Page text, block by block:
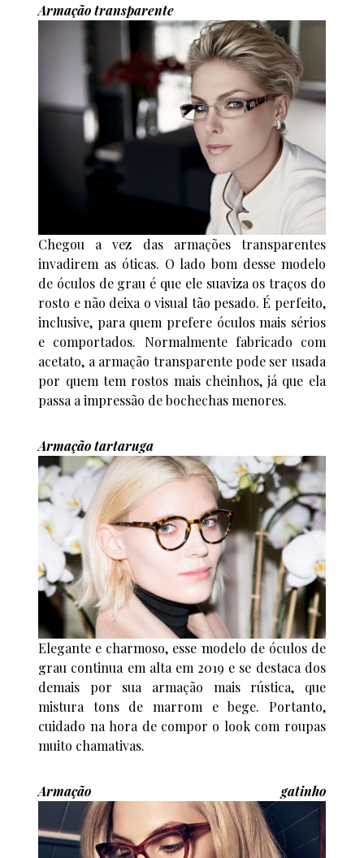
Armação transparente
Chegou a vez das armações transparentes
invadirem as óticas. O lado bom desse modelo
de óculos de grau é que ele suaviza os traços do
rosto e não deixa o visual tão pesado. É perfeito,
inclusive, para quem prefere óculos mais sérios
e comportados. Normalmente fabricado com
acetato, a armação transparente pode ser usada
por quem tem rostos mais cheinhos, já que ela
passa a impressão de bochechas menores.
Armação tartaruga
Elegante e charmoso, esse modelo de óculos de
grau continua em alta em 2019 e se destaca dos
demais por sua armação mais rústica, que
mistura tons de marrom e bege. Portanto,
cuidado na hora de compor o look com roupas
muito chamativas.
Armação gatinho